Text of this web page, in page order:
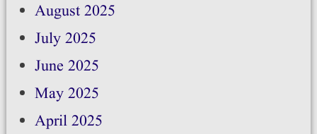
August 2025
July 2025
June 2025
May 2025
April 2025